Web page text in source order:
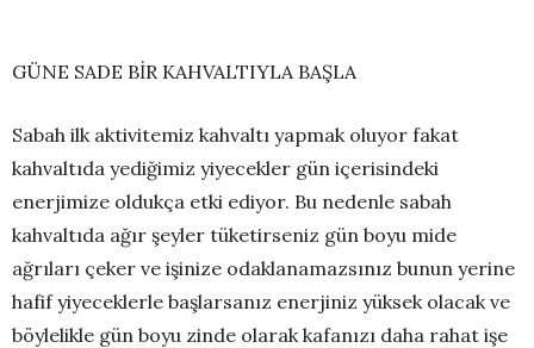
GÜNE SADE BİR KAHVALTIYLA BAŞLA
Sabah ilk aktivitemiz kahvaltı yapmak oluyor fakat
kahvaltıda yediğimiz yiyecekler gün içerisindeki
enerjimize oldukça etki ediyor. Bu nedenle sabah
kahvaltıda ağır şeyler tüketirseniz gün boyu mide
ağrıları çeker ve işinize odaklanamazsınız bunun yerine
hafif yiyeceklerle başlarsanız enerjiniz yüksek olacak ve
böylelikle gün boyu zinde olarak kafanızı daha rahat işe